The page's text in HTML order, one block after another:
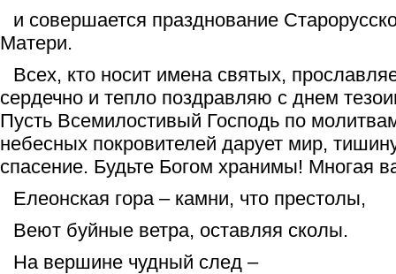
и совершается празднование
Матери.
Всех, кто носит имена святых,
сердечно и тепло поздравляю с днем
Пусть Всемилостивый Господь по
небесных покровителей дарует мир,
спасение. Будьте Богом хранимы! Многая
Елеонская гора – камни, что престолы,
Веют буйные ветра, оставляя сколы.
На вершине чудный след –